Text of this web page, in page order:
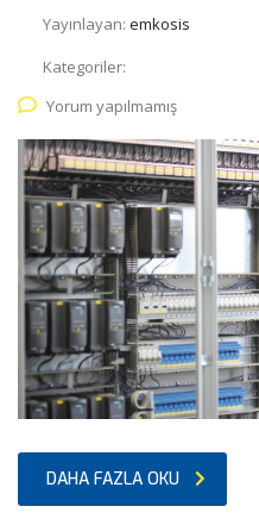
Yayınlayan: emkosis
Kategoriler:
Yorum yapılmamış
DAHA FAZLA OKU